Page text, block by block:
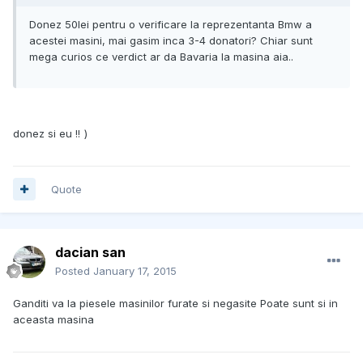
Donez 50lei pentru o verificare la reprezentanta Bmw a
acestei masini, mai gasim inca 3-4 donatori? Chiar sunt
mega curios ce verdict ar da Bavaria la masina aia..
donez si eu !! )
Quote
dacian san
Posted January 17, 2015
Ganditi va la piesele masinilor furate si negasite Poate sunt si in
aceasta masina